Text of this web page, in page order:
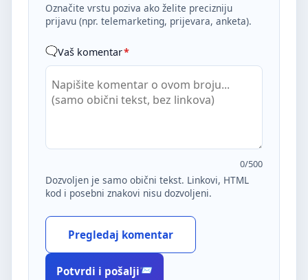
Označite vrstu poziva ako želite precizniju
prijavu (npr. telemarketing, prijevara, anketa).
Vaš komentar*
0/500
Dozvoljen je samo obični tekst. Linkovi, HTML
kod i posebni znakovi nisu dozvoljeni.
Pregledaj komentar
Potvrdi i pošalji